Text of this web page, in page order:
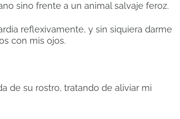
sino frente a un animal salvaje feroz.
reflexivamente, y sin siquiera darme
con mis ojos.
de su rostro, tratando de aliviar mi